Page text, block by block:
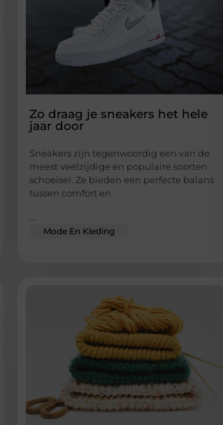
Zo draag je sneakers het hele
jaar door
Sneakers zijn tegenwoordig een van de
meest veelzijdige en populaire soorten
schoeisel. Ze bieden een perfecte balans
tussen comfort en
Mode En Kleding